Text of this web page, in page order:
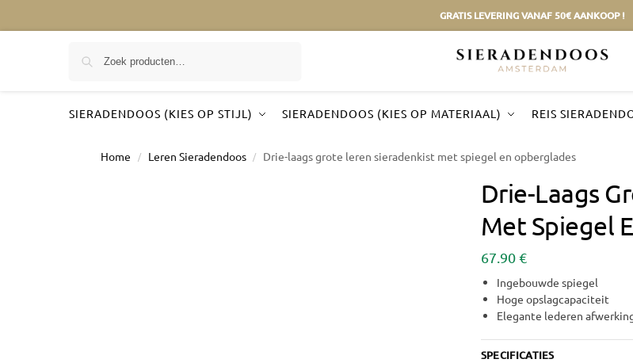
GRATIS LEVERING VANAF 50€ AANKOOP !
SIERADENDOOS (KIES OP STIJL) SIERADENDOOS (KIES OP MATERIAAL) REIS
Home / Leren Sieradendoos / Drie-laags grote leren sieradenkist met spiegel en opberglades
Drie-Laags
Met Spiegel
67.90€
Ingebouwde spiegel
Hoge opslagcapaciteit
Elegante lederen
SPECIFICATIES